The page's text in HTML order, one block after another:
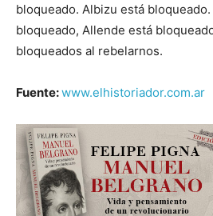
bloqueado. Albizu está
bloqueado, Allende está
bloqueados al rebelarnos.
Fuente:www.elhistoriador.com.ar